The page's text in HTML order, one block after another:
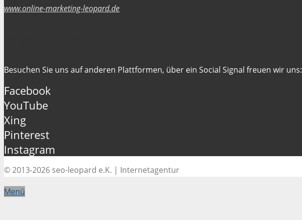
www.online-marketing-leopard.de
Besuchen Sie uns auf anderen Plattformen, über ein Social Signal freuen wir uns:
Facebook
YouTube
Xing
Pinterest
Instagram
© 2013-2026 seo-leopard e.K. | Internetagentur
Menü